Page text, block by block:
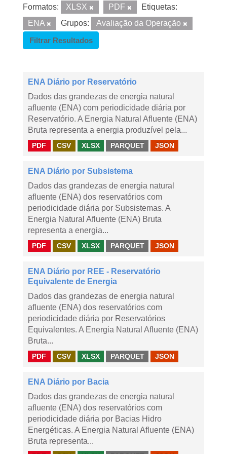
Formatos: XLSX PDF
Etiquetas:
ENA
Grupos:
Avaliação da Operação
Filtrar Resultados
ENA Diário por Reservatório
Dados das grandezas de energia natural
afluente (ENA) com periodicidade diária por
Reservatório. A Energia Natural Afluente (ENA)
Bruta representa a energia produzível pela...
PDF CSV XLSX PARQUET JSON
ENA Diário por Subsistema
Dados das grandezas de energia natural
afluente (ENA) dos reservatórios com
periodicidade diária por Subsistemas. A
Energia Natural Afluente (ENA) Bruta
representa a energia...
PDF CSV XLSX PARQUET JSON
ENA Diário por REE - Reservatório
Equivalente de Energia
Dados das grandezas de energia natural
afluente (ENA) dos reservatórios com
periodicidade diária por Reservatórios
Equivalentes. A Energia Natural Afluente (ENA)
Bruta...
PDF CSV XLSX PARQUET JSON
ENA Diário por Bacia
Dados das grandezas de energia natural
afluente (ENA) dos reservatórios com
periodicidade diária por Bacias Hidro
Energéticas. A Energia Natural Afluente (ENA)
Bruta representa...